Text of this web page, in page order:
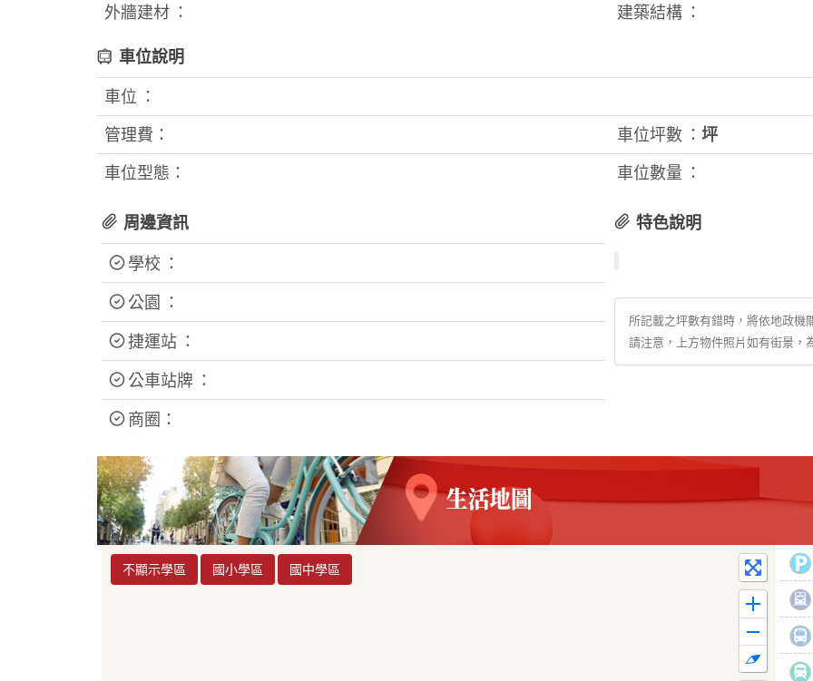
外牆建材 ：
建築結構 ：
車位說明
車位 ：
管理費：
車位坪數 ： 坪
車位型態：
車位數量 ：
周邊資訊
學校 ：
公園 ：
捷運站 ：
公車站牌 ：
商圈：
特色說明
所記載之坪數有錯時，將依地政機
請注意，上方物件照片如有街景，
不顯示學區 國小學區 國中學區